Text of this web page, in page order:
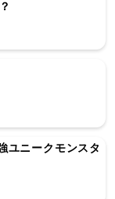
ユニークモンスタ